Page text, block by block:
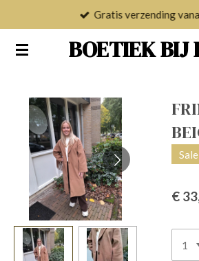
naar
BOETIEK BIJ
Gratis verzending
€